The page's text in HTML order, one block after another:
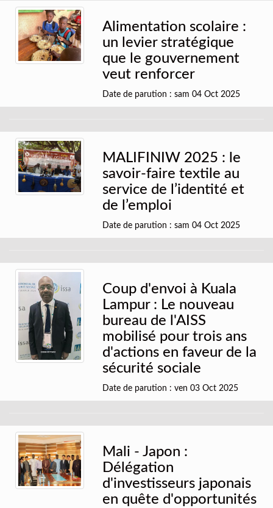
Alimentation scolaire :
un levier stratégique
que le gouvernement
veut renforcer
Date de parution : sam 04 Oct 2025
MALIFINIW 2025 : le
savoir-faire textile au
service de l’identité et
de l’emploi
Date de parution : sam 04 Oct 2025
Coup d'envoi à Kuala
Lampur : Le nouveau
bureau de l'AISS
mobilisé pour trois ans
d'actions en faveur de la
sécurité sociale
Date de parution : ven 03 Oct 2025
Mali - Japon :
Délégation
d'investisseurs japonais
en quête d'opportunités